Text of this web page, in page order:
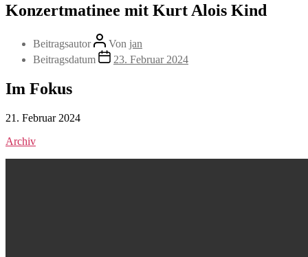
Konzertmatinee mit Kurt Alois Kind
Beitragsautor Von jan
Beitragsdatum
23. Februar 2024
Im Fokus
21. Februar 2024
Archiv